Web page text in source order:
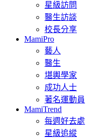
星級訪問
醫生訪談
校長分享
MamiPro
藝人
醫生
堪輿學家
成功人士
著名運動員
MamiTrend
每週好去處
星級追縱